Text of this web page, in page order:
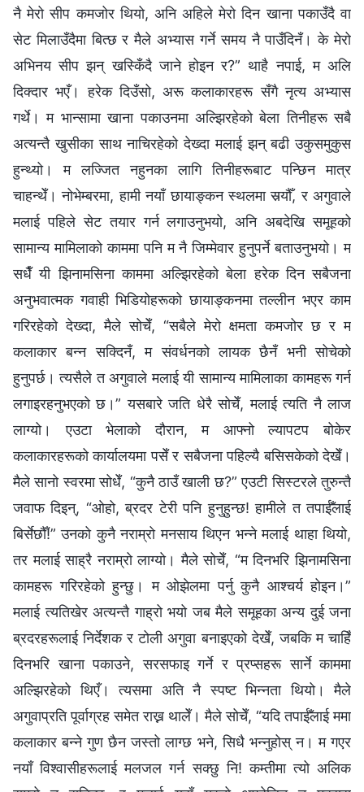
नै मेरो सीप कमजोर थियो, अनि अहिले मेरो दिन खाना पकाउँदै वा
सेट मिलाउँदैमा बित्छ र मैले अभ्यास गर्ने समय नै पाउँदिनँ। के मेरो
अभिनय सीप झन् खस्किँदै जाने होइन र?” थाहै नपाई, म अलि
दिक्दार भएँ। हरेक दिउँसो, अरू कलाकारहरू सँगै नृत्य अभ्यास
गर्थे। म भान्सामा खाना पकाउनमा अल्झिरहेको बेला तिनीहरू सबै
अत्यन्तै खुसीका साथ नाचिरहेको देख्दा मलाई झन् बढी उकुसमुकुस
हुन्थ्यो। म लज्जित नहुनका लागि तिनीहरूबाट पन्छिन मात्र
चाहन्थेँ। नोभेम्बरमा, हामी नयाँ छायाङ्कन स्थलमा सर्‍यौँ, र अगुवाले
मलाई पहिले सेट तयार गर्न लगाउनुभयो, अनि अबदेखि समूहको
सामान्य मामिलाको काममा पनि म नै जिम्मेवार हुनुपर्ने बताउनुभयो। म
सधैँ यी झिनामसिना काममा अल्झिरहेको बेला हरेक दिन सबैजना
अनुभवात्मक गवाही भिडियोहरूको छायाङ्कनमा तल्लीन भएर काम
गरिरहेको देख्दा, मैले सोचेँ, “सबैले मेरो क्षमता कमजोर छ र म
कलाकार बन्न सक्दिनँ, म संवर्धनको लायक छैनँ भनी सोचेको
हुनुपर्छ। त्यसैले त अगुवाले मलाई यी सामान्य मामिलाका कामहरू गर्न
लगाइरहनुभएको छ।” यसबारे जति धेरै सोचेँ, मलाई त्यति नै लाज
लाग्यो। एउटा भेलाको दौरान, म आफ्नो ल्यापटप बोकेर
कलाकारहरूको कार्यालयमा पसेँ र सबैजना पहिल्यै बसिसकेको देखेँ।
मैले सानो स्वरमा सोधेँ, “कुनै ठाउँ खाली छ?” एउटी सिस्टरले तुरुन्तै
जवाफ दिइन्, “ओहो, ब्रदर टेरी पनि हुनुहुन्छ! हामीले त तपाईँलाई
बिर्सेछौँ!” उनको कुनै नराम्रो मनसाय थिएन भन्ने मलाई थाहा थियो,
तर मलाई साह्रै नराम्रो लाग्यो। मैले सोचेँ, “म दिनभरि झिनामसिना
कामहरू गरिरहेको हुन्छु। म ओझेलमा पर्नु कुनै आश्चर्य होइन।”
मलाई त्यतिखेर अत्यन्तै गाह्रो भयो जब मैले समूहका अन्य दुई जना
ब्रदरहरूलाई निर्देशक र टोली अगुवा बनाइएको देखेँ, जबकि म चाहिँ
दिनभरि खाना पकाउने, सरसफाइ गर्ने र प्रप्सहरू सार्ने काममा
अल्झिरहेको थिएँ। त्यसमा अति नै स्पष्ट भिन्नता थियो। मैले
अगुवाप्रति पूर्वाग्रह समेत राख्न थालेँ। मैले सोचेँ, “यदि तपाईँलाई ममा
कलाकार बन्ने गुण छैन जस्तो लाग्छ भने, सिधै भन्नुहोस् न। म गएर
नयाँ विश्‍वासीहरूलाई मलजल गर्न सक्छु नि! कम्तीमा त्यो अलिक